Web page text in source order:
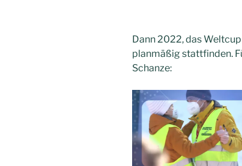
Dann 2022, das
planmäßig stattfinden.
Schanze: